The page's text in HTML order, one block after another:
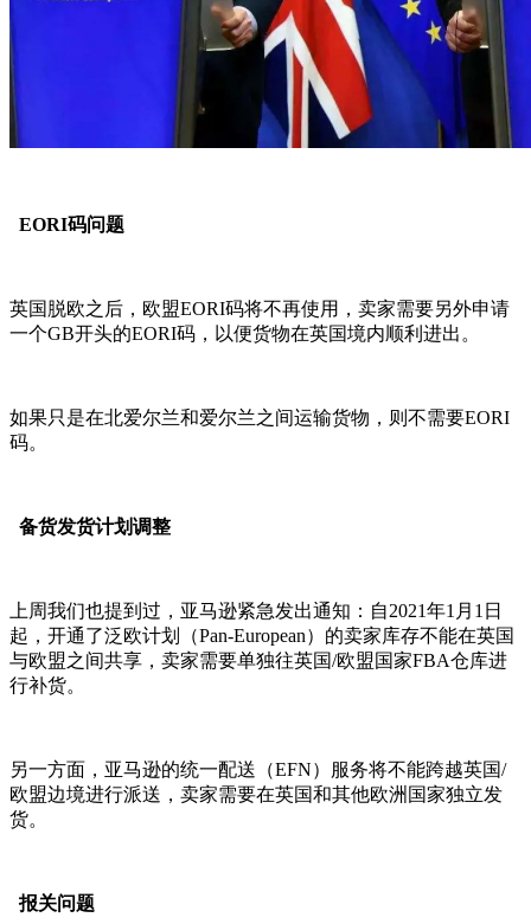
EORI码问题
英国脱欧之后，欧盟EORI码将不再使用，卖家需要另外申请
一个GB开头的EORI码，以便货物在英国境内顺利进出。
如果只是在北爱尔兰和爱尔兰之间运输货物，则不需要EORI
码。
备货发货计划调整
上周我们也提到过，亚马逊紧急发出通知：自2021年1月1日
起，开通了泛欧计划（Pan-European）的卖家库存不能在英国
与欧盟之间共享，卖家需要单独往英国/欧盟国家FBA仓库进
行补货。
另一方面，亚马逊的统一配送（EFN）服务将不能跨越英国/
欧盟边境进行派送，卖家需要在英国和其他欧洲国家独立发
货。
报关问题